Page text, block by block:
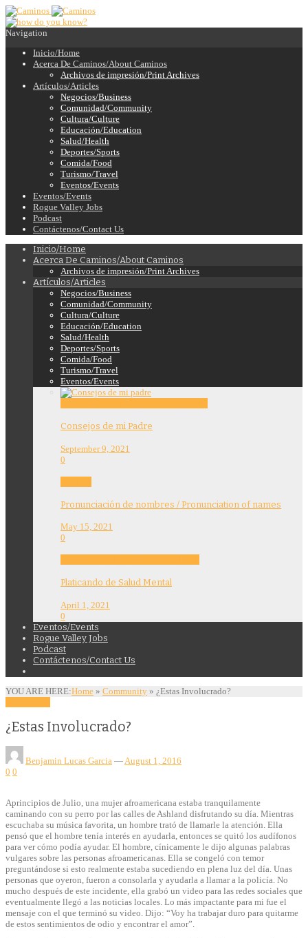
Navigation
Inicio/Home
Acerca De Caminos/About Caminos
Archivos de impresión/Print Archives
Artículos/Articles
Negocios/Business
Comunidad/Community
Cultura/Culture
Educación/Education
Salud/Health
Deportes/Sports
Comida/Food
Turismo/Travel
Eventos/Events
Eventos/Events
Rogue Valley Jobs
Podcast
Contáctenos/Contact Us
Inicio/Home
Acerca De Caminos/About Caminos
Archivos de impresión/Print Archives
Artículos/Articles
Negocios/Business
Comunidad/Community
Cultura/Culture
Educación/Education
Salud/Health
Deportes/Sports
Comida/Food
Turismo/Travel
Eventos/Events
Consejos de mi Padre
September 9, 2021
0
Pronunciación de nombres / Pronunciation of names
May 15, 2021
0
Platicando de Salud Mental
April 1, 2021
0
Eventos/Events
Rogue Valley Jobs
Podcast
Contáctenos/Contact Us
YOU ARE HERE:Home » Community » ¿Estas Involucrado?
¿Estas Involucrado?
Benjamin Lucas Garcia —August 1, 2016
0 0
Aprincipios de Julio, una mujer afroamericana estaba tranquilamente
caminando con su perro por las calles de Ashland disfrutando su día. Mientras
escuchaba su música favorita, un hombre trató de llamarle la atención. Ella
pensó que el hombre tenía interés en ayudarla, entonces se quitó los audífonos
para ver cómo podía ayudar. El hombre, cínicamente le dijo algunas palabras
vulgares sobre las personas afroamericanas. Ella se congeló con temor
preguntándose si esto realmente estaba sucediendo en plena luz del día. Unas
personas que oyeron, fueron a consolarla y ayudarla a llamar a la policía. No
mucho después de este incidente, ella grabó un video para las redes sociales que
eventualmente llegó a las noticias locales. Lo más impactante para mi fue el
mensaje con el que terminó su video. Dijo: “Voy ha trabajar duro para quitarme
de estos sentimientos de odio y encontrar el amor”.